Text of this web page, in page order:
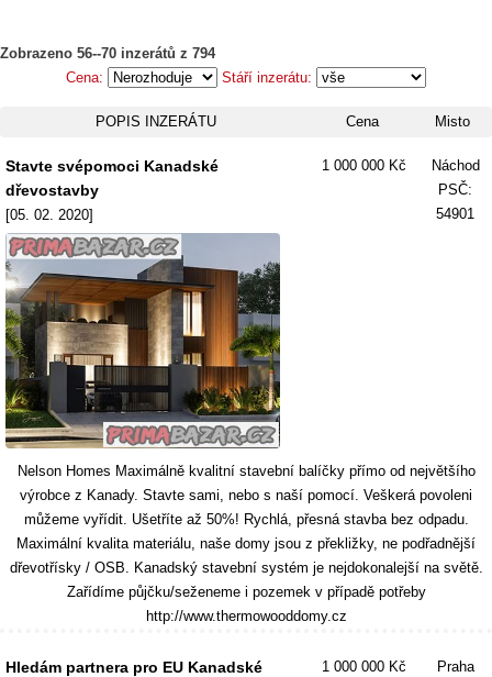
Zobrazeno 56--70 inzerátů z 794
Cena:
Stáří inzerátu:
POPIS INZERÁTU Cena Misto
Stavte svépomoci Kanadské
dřevostavby
[05. 02. 2020]
1 000 000 Kč
Náchod
PSČ:
54901
Nelson Homes Maximálně kvalitní stavební balíčky přímo od největšího
výrobce z Kanady. Stavte sami, nebo s naší pomocí. Veškerá povoleni
můžeme vyřídit. Ušetříte až 50%! Rychlá, přesná stavba bez odpadu.
Maximální kvalita materiálu, naše domy jsou z překližky, ne podřadnější
dřevotřísky / OSB. Kanadský stavební systém je nejdokonalejší na světě.
Zařídíme půjčku/seženeme i pozemek v případě potřeby
http://www.thermowooddomy.cz
Hledám partnera pro EU Kanadské
1 000 000 Kč
Praha